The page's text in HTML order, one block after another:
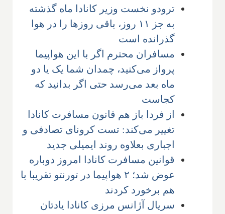
ترودو نخست وزیر کانادا ماه گذشته
به جز ۱۱ روز، باقی روزها را در هوا
گذرانده است
مسافران محترم اگر با این هواپیما
پرواز می‌کنید، چمدان شما یک یا دو
ماه بعد می‌رسد حتی اگر بدانید که
کجاست
از فردا باز هم قانون مسافرت کانادا
تغییر می‌کند: تست کرونای تصادفی و
اجباری بعلاوه روند ایمیلی جدید
قوانین مسافرت کانادا امروز دوباره
عوض شد؛ ۲ هواپیما در تورنتو تقریبا با
هم برخورد کردند
سریال آژانس مرزی کانادا یادتان